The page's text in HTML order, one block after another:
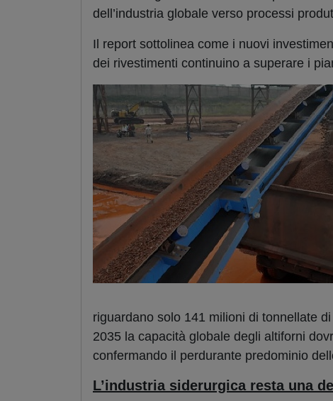
dell’industria globale verso processi
Il report sottolinea come i nuovi
dei rivestimenti continuino a superare i
riguardano solo 141 milioni di tonnellate
2035 la capacità globale degli altiforni
confermando il perdurante predominio
L’industria siderurgica resta una